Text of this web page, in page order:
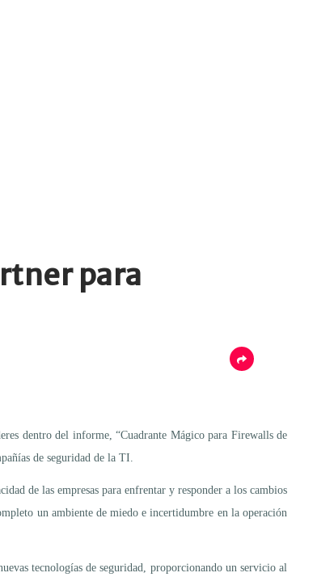
para
dentro del informe, “Cuadrante Mágico para Firewalls de
de seguridad de la TI.
de las empresas para enfrentar y responder a los cambios
un ambiente de miedo e incertidumbre en la operación
tecnologías de seguridad, proporcionando un servicio al